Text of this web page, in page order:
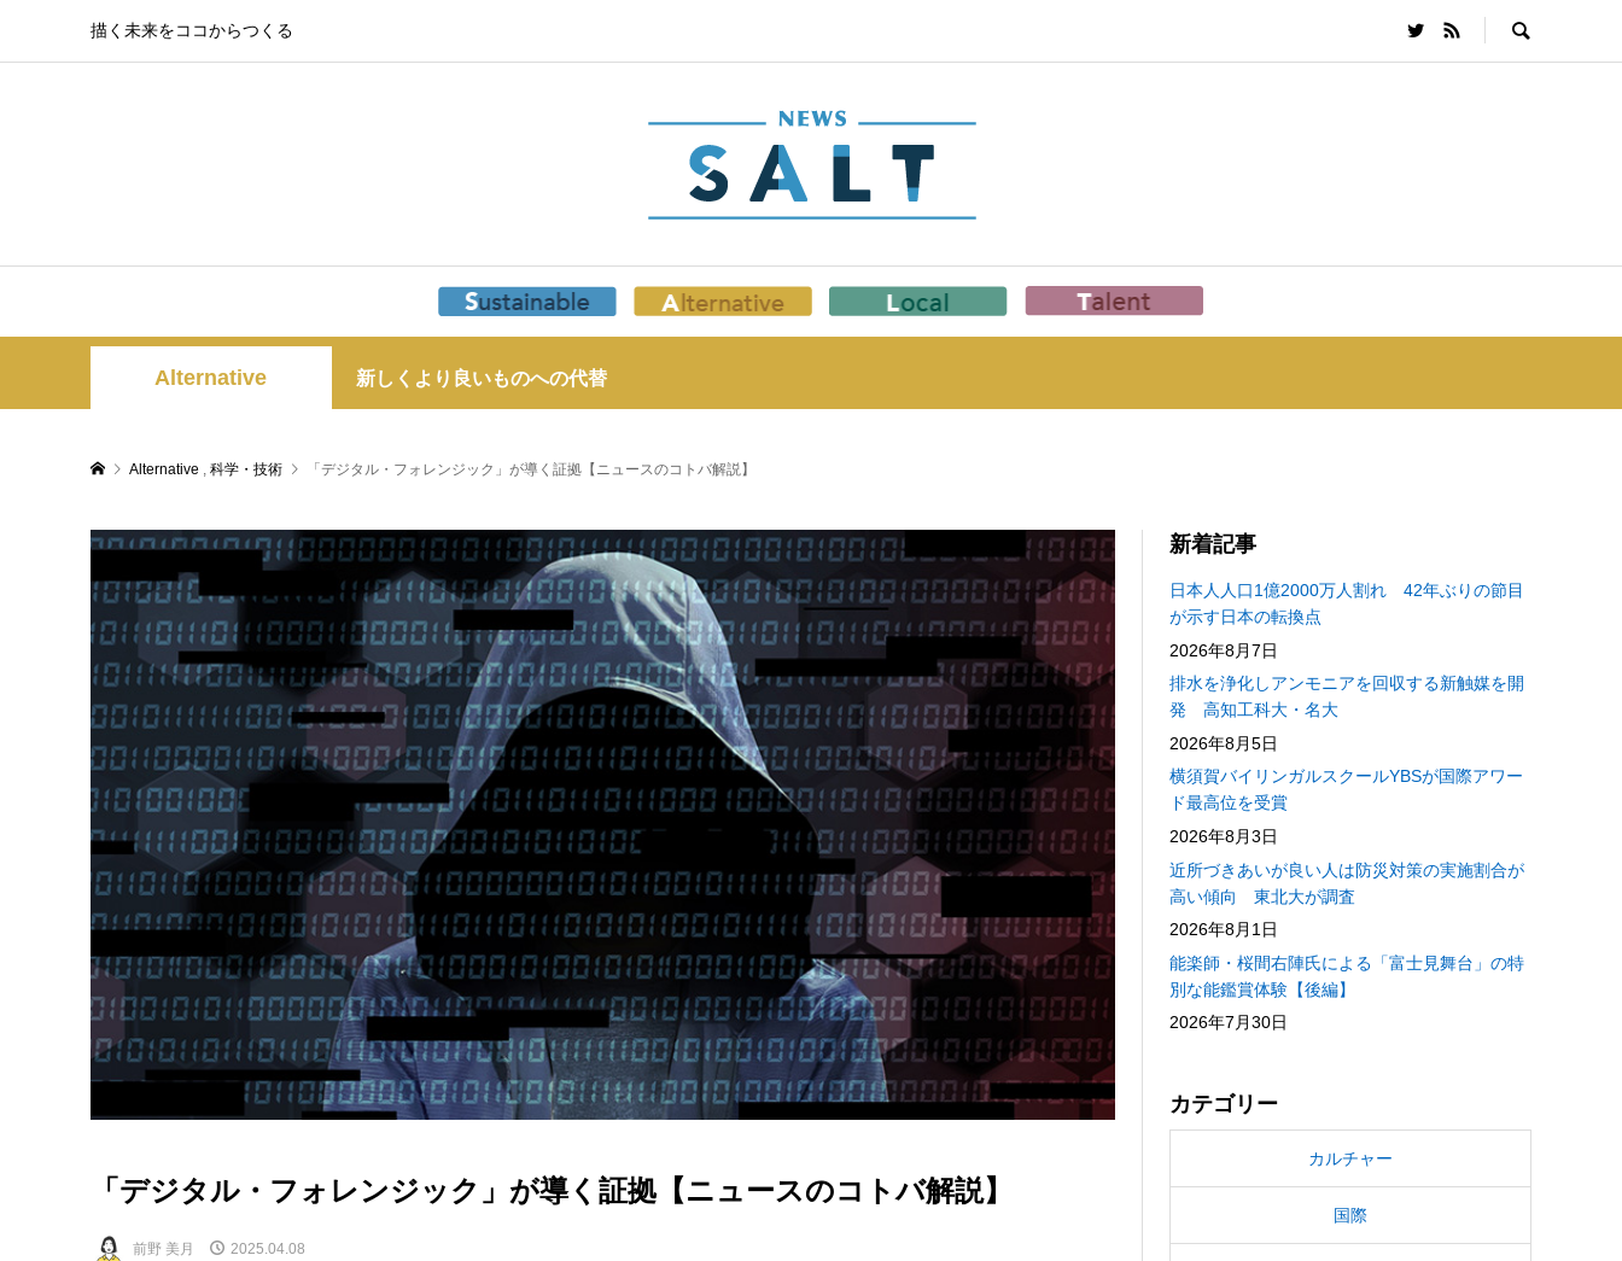
描く未来をココからつくる
Alternative 新しくより良いものへの代替
Alternative , 科学・技術 「デジタル・フォレンジック」が導く証拠【ニュースのコトバ解説】
「デジタル・フォレンジック」が導く証拠【ニュースのコトバ解説】
前野 美月 2025.04.08
新着記事
日本人人口1億2000万人割れ 42年ぶりの節目
が示す日本の転換点
2026年8月7日
排水を浄化しアンモニアを回収する新触媒を開
発 高知工科大・名大
2026年8月5日
横須賀バイリンガルスクールYBSが国際アワー
ド最高位を受賞
2026年8月3日
近所づきあいが良い人は防災対策の実施割合が
高い傾向 東北大が調査
2026年8月1日
能楽師・桜間右陣氏による「富士見舞台」の特
別な能鑑賞体験【後編】
2026年7月30日
カテゴリー
カルチャー
国際